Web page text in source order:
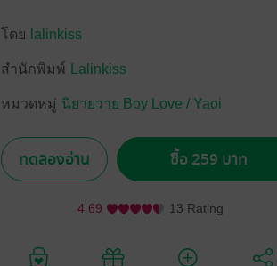
โดย lalinkiss
สำนักพิมพ์ Lalinkiss
หมวดหมู่ นิยายวาย Boy Love / Yaoi
ทดลองอ่าน ซื้อ 259 บาท
4.69 13 Rating